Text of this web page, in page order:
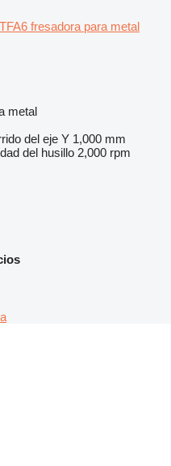
fresadora para metal
metal
del eje Y 1,000 mm
del husillo 2,000 rpm